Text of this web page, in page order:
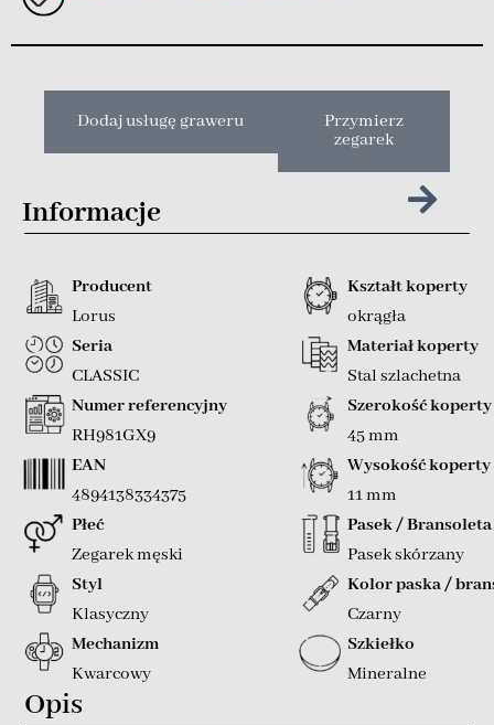
Dodaj usługę graweru
Przymierz
zegarek
Informacje
Producent
Lorus
Seria
CLASSIC
Numer referencyjny
RH981GX9
EAN
4894138334375
Płeć
Zegarek męski
Styl
Klasyczny
Mechanizm
Kwarcowy
Kształt koperty
okrągła
Materiał koperty
Stal szlachetna
Szerokość koperty
45 mm
Wysokość koperty
11 mm
Pasek / Bransoleta
Pasek skórzany
Kolor paska /
Czarny
Szkiełko
Mineralne
Opis